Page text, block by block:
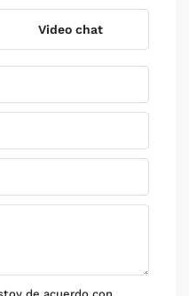
Video chat